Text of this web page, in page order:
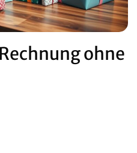
ohne